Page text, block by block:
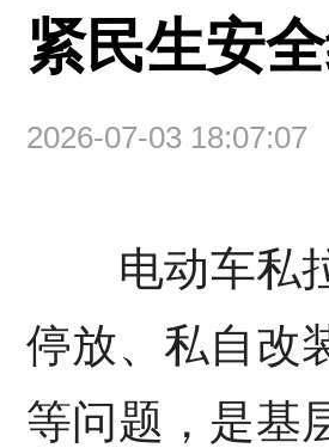
紧民生安
2026-07-03 18:07:07
电动车私
停放、私自改
等问题，是基